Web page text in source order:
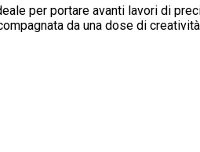
per portare avanti lavori di
da una dose di